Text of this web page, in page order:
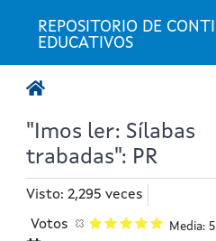
REPOSITORIO DE CONTIDOS
EDUCATIVOS
"Imos ler: Sílabas
trabadas": PR
Visto: 2,295 veces
Votos Media: 5